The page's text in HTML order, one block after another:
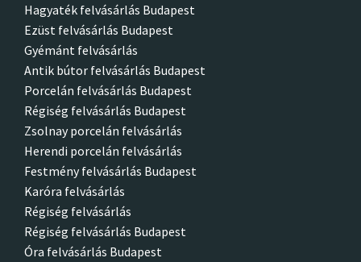
Hagyaték felvásárlás Budapest
Ezüst felvásárlás Budapest
Gyémánt felvásárlás
Antik bútor felvásárlás Budapest
Porcelán felvásárlás Budapest
Régiség felvásárlás Budapest
Zsolnay porcelán felvásárlás
Herendi porcelán felvásárlás
Festmény felvásárlás Budapest
Karóra felvásárlás
Régiség felvásárlás
Régiség felvásárlás Budapest
Óra felvásárlás Budapest